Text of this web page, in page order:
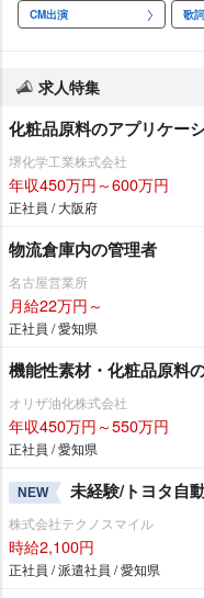
CM出演 歌詞
求人特集
化粧品原料のアプリケー
堺化学工業株式会社
年収450万円～600万円
正社員 / 大阪府
物流倉庫内の管理者
名古屋営業所
月給22万円～
正社員 / 愛知県
機能性素材・化粧品原料
オリザ油化株式会社
年収450万円～550万円
正社員 / 愛知県
NEW 未経験/トヨタ自
株式会社テクノスマイル
時給2,100円
正社員 / 派遣社員 / 愛知県